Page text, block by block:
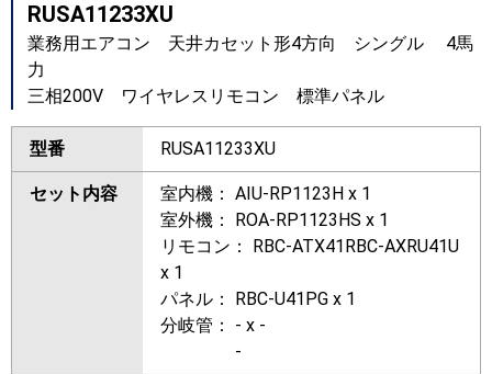
RUSA11233XU
業務用エアコン 天井カセット形4方向 シングル 4馬
力
三相200V ワイヤレスリモコン 標準パネル
型番 RUSA11233XU
セット内容
室内機： AIU-RP1123H x 1
室外機： ROA-RP1123HS x 1
リモコン： RBC-ATX41RBC-AXRU41U
x 1
パネル： RBC-U41PG x 1
分岐管： - x -
-